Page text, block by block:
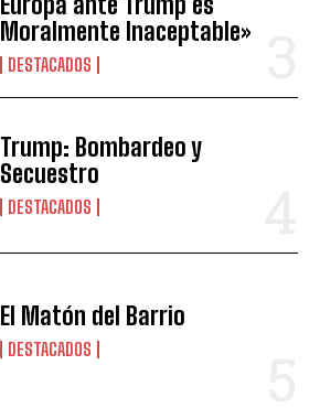
Moralmente Inaceptable»
DESTACADOS
Trump: Bombardeo y
Secuestro
DESTACADOS
El Matón del Barrio
DESTACADOS